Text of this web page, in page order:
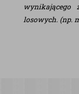
wynikającego
losowych. (np.